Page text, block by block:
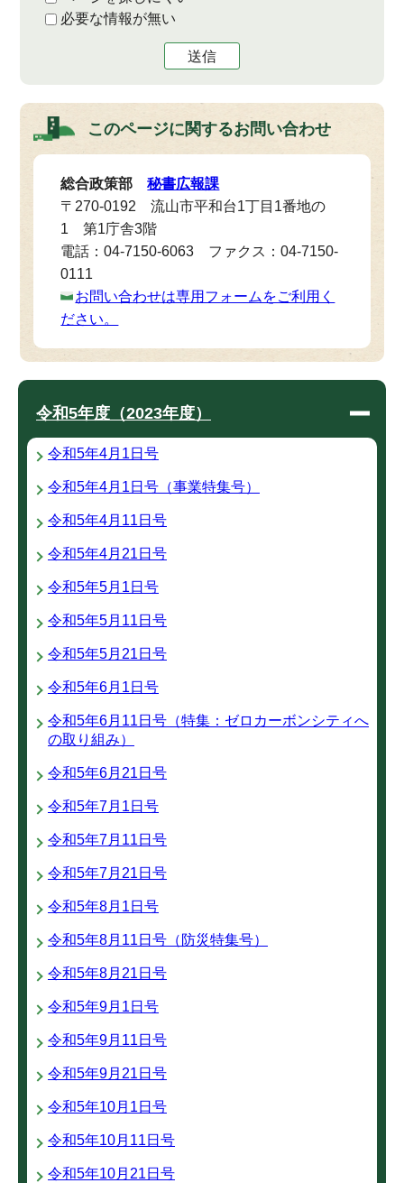
必要な情報が無い
送信
このページに関するお問い合わせ
総合政策部秘書広報課
〒270-0192 流山市平和台1丁目1番地の
1 第1庁舎3階
電話：04-7150-6063 ファクス：04-7150-
0111
お問い合わせは専用フォームをご利用く
ださい。
令和5年度（2023年度）
令和5年4月1日号
令和5年4月1日号（事業特集号）
令和5年4月11日号
令和5年4月21日号
令和5年5月1日号
令和5年5月11日号
令和5年5月21日号
令和5年6月1日号
令和5年6月11日号（特集：ゼロカーボンシティへ
の取り組み）
令和5年6月21日号
令和5年7月1日号
令和5年7月11日号
令和5年7月21日号
令和5年8月1日号
令和5年8月11日号（防災特集号）
令和5年8月21日号
令和5年9月1日号
令和5年9月11日号
令和5年9月21日号
令和5年10月1日号
令和5年10月11日号
令和5年10月21日号